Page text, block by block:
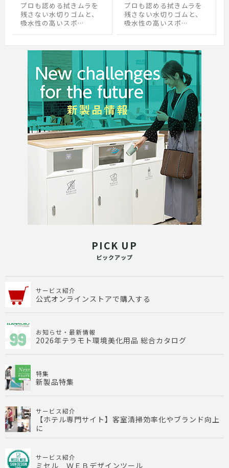
プロも認める拭きムラを
残さない水切りゴムと、
吸水性の高いスポ…
プロも認める拭きムラを
残さない水切りゴムと、
吸水性の高いスポ…
PICK UP
ピックアップ
サービス紹介
公式オンラインストアで購入する
お知らせ・最新情報
2026年テラモト環境美化用品 総合カタログ
特集
新製品特集
サービス紹介
【ホテル専門サイト】客室清掃効率化やブランド向上
に
サービス紹介
ミセル ＷＥＢデザインツール